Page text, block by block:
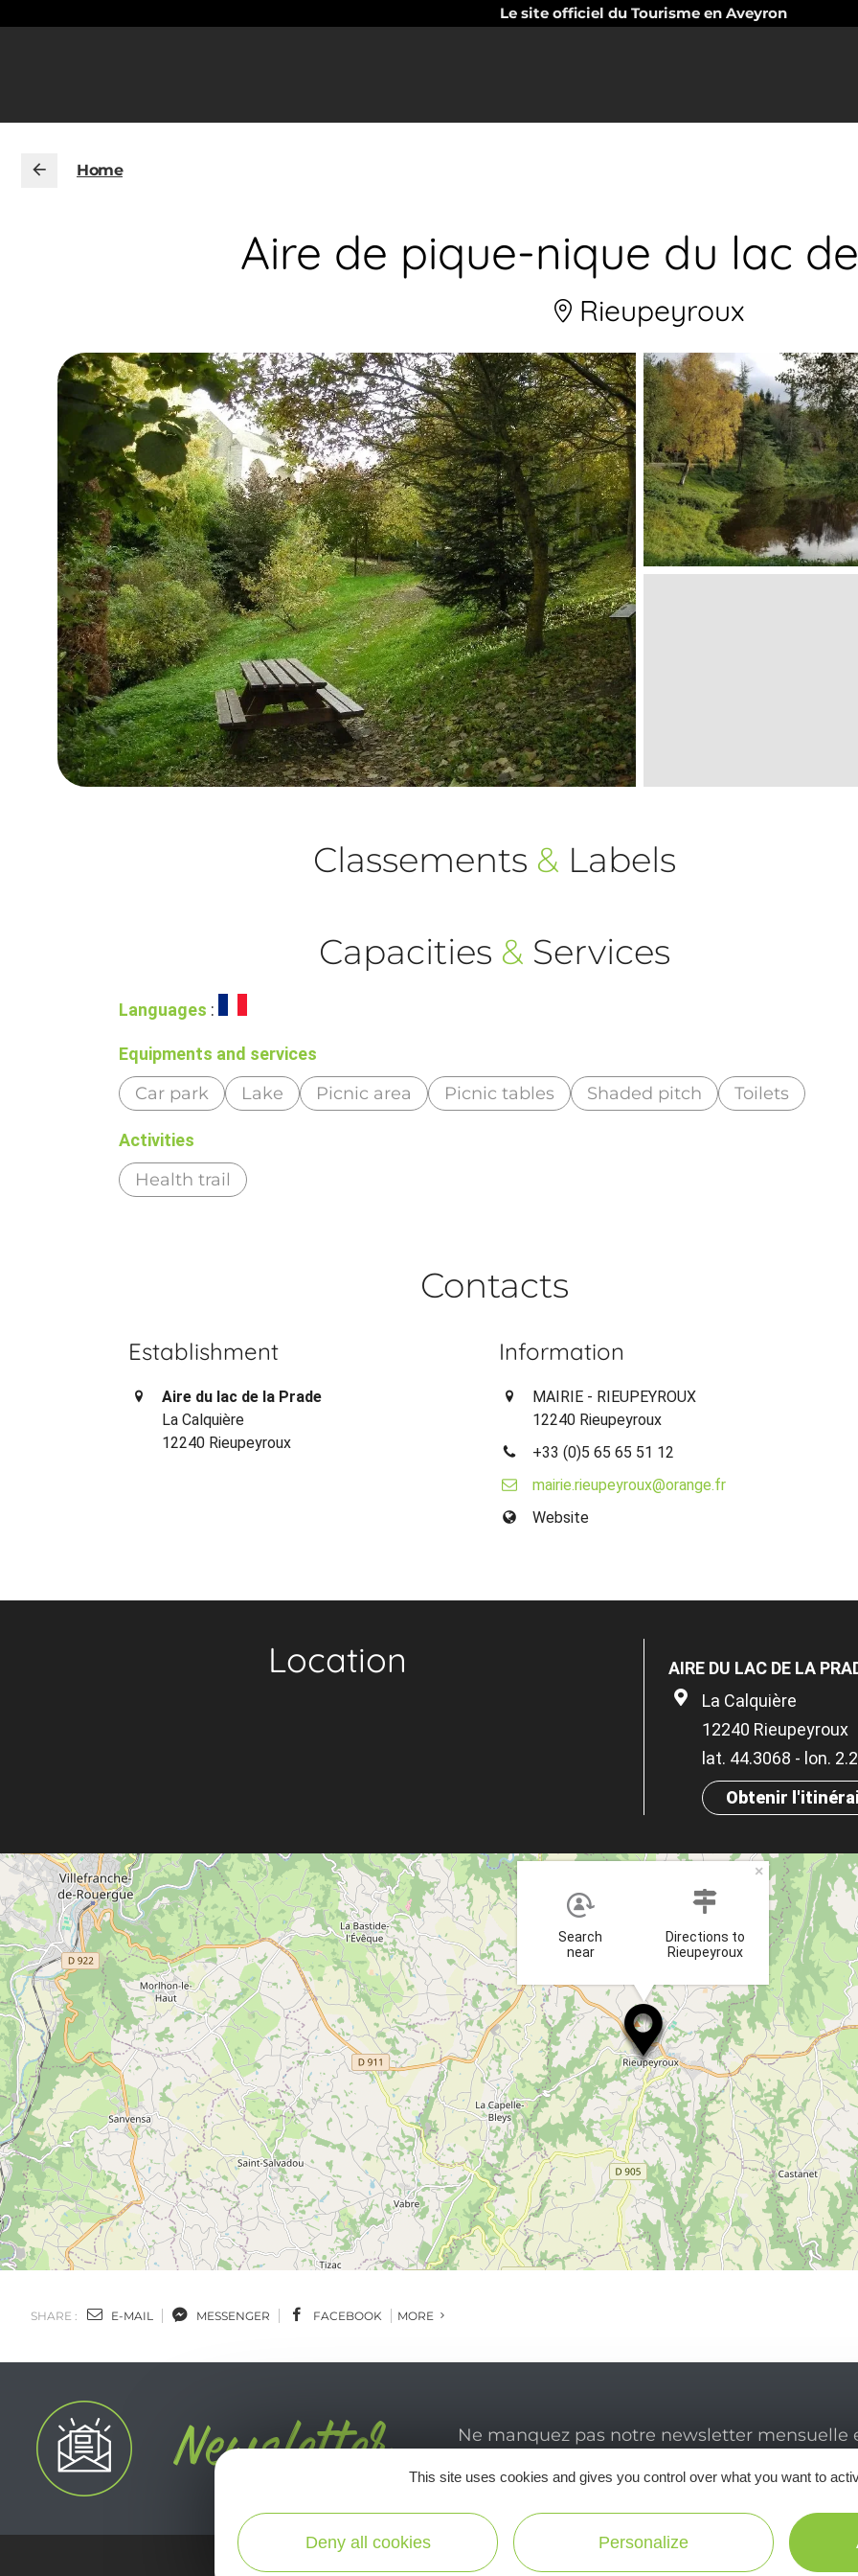
Le site officiel du Tourisme en Aveyron
Home
Aire de pique-nique du lac
Rieupeyroux
Classements & Labels
Capacities & Services
Languages :
Equipments and services
Car park Lake Picnic area Picnic tables Shaded pitch Toilets
Activities
Health trail
Contacts
Establishment
Aire du lac de la Prade
La Calquière
12240 Rieupeyroux
Information
MAIRIE - RIEUPEYROUX
12240 Rieupeyroux
+33 (0)5 65 65 51 12
mairie.rieupeyroux@orange.fr
Website
Location
AIRE DU LAC DE LA
La Calquière
12240 Rieupeyroux
lat. 44.3068 - lon.
Obtenir
Search
near
Directions to
Rieupeyroux
×
SHARE : E-MAIL MESSENGER FACEBOOK MORE
Ne manquez pas notre newsletter mensuelle
This site uses cookies and gives you control over what you want to
Deny all cookies Personalize